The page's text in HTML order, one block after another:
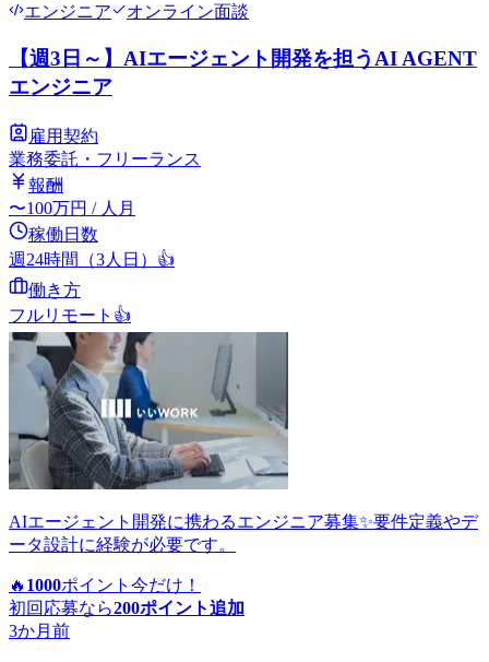
エンジニア
オンライン面談
【週3日～】AIエージェント開発を担うAI AGENT
エンジニア
雇用契約
業務委託・フリーランス
報酬
〜100万円 / 人月
稼働日数
週24時間（3人日） 👍
働き方
フルリモート 👍
AIエージェント開発に携わるエンジニア募集✨要件定義やデ
ータ設計に経験が必要です。
🔥 1000ポイント 今だけ！
初回応募なら200ポイント追加
3か月前